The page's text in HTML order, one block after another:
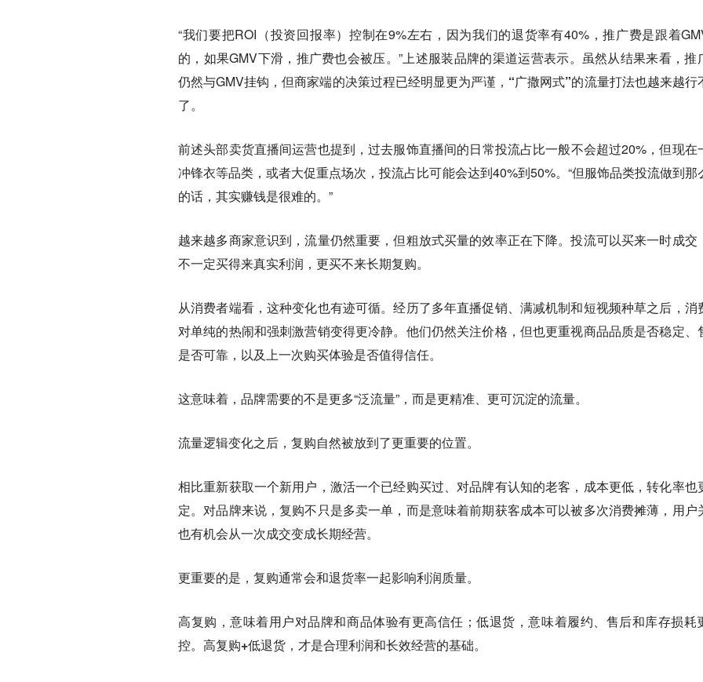
“我们要把ROI（投资回报率）控制在9%左右，因为我们的退货率有40%，推广费是跟着
的，如果GMV下滑，推广费也会被压。”上述服装品牌的渠道运营表示。虽然从结果来看，推
仍然与GMV挂钩，但商家端的决策过程已经明显更为严谨， “广撒网式”的流量打法也越来越行
了。
前述头部卖货直播间运营也提到，过去服饰直播间的日常投流占比一般不会超过20%，但现在
冲锋衣等品类，或者大促重点场次，投流占比可能会达到40%到50%。“但服饰品类投流做到那
的话，其实赚钱是很难的。”
越来越多商家意识到，流量仍然重要，但粗放式买量的效率正在下降。投流可以买来一时成交
不一定买得来真实利润，更买不来长期复购。
从消费者端看，这种变化也有迹可循。经历了多年直播促销、满减机制和短视频种草之后，消
对单纯的热闹和强刺激营销变得更冷静。他们仍然关注价格，但也更重视商品品质是否稳定、
是否可靠，以及上一次购买体验是否值得信任。
这意味着，品牌需要的不是更多“泛流量”，而是更精准、更可沉淀的流量。
流量逻辑变化之后，复购自然被放到了更重要的位置。
相比重新获取一个新用户，激活一个已经购买过、对品牌有认知的老客，成本更低，转化率也
定。对品牌来说，复购不只是多卖一单，而是意味着前期获客成本可以被多次消费摊薄，用户
也有机会从一次成交变成长期经营。
更重要的是，复购通常会和退货率一起影响利润质量。
高复购，意味着用户对品牌和商品体验有更高信任；低退货，意味着履约、售后和库存损耗
控。 高复购+低退货，才是合理利润和长效经营的基础。